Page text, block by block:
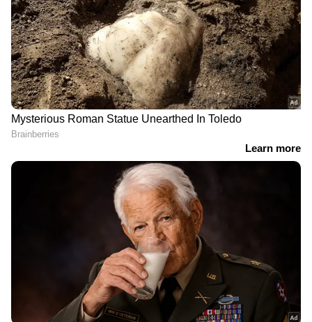
എവിടെയും വിശ്വസനീയമായ വാർത്തകൾ
ലഭിക്കാൻAsianet News Malayalam
RECOMMENDED STORIES